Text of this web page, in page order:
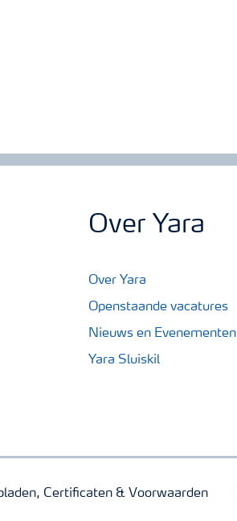
Over Yara
Over Yara
Openstaande vacatures
Nieuws en Evenementen
Yara Sluiskil
Certificaten & Voorwaarden